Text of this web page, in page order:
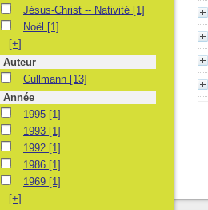
Jésus-Christ -- Nativité
Jésus-Christ -- Nativité [1]
Noël
Noël [1]
[+]
Auteur
CullmannCullmann [13]
Année
1995 1995 [1]
1993 1993 [1]
1992 1992 [1]
1986 1986 [1]
1969 1969 [1]
[+]